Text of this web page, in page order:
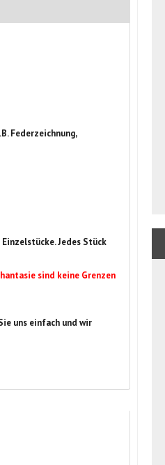
Federzeichnung,
Jedes Stück
sind keine Grenzen
uns einfach und wir